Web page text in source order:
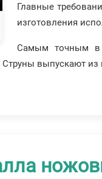
Главные
изготовления
Самым точным в
выпускают